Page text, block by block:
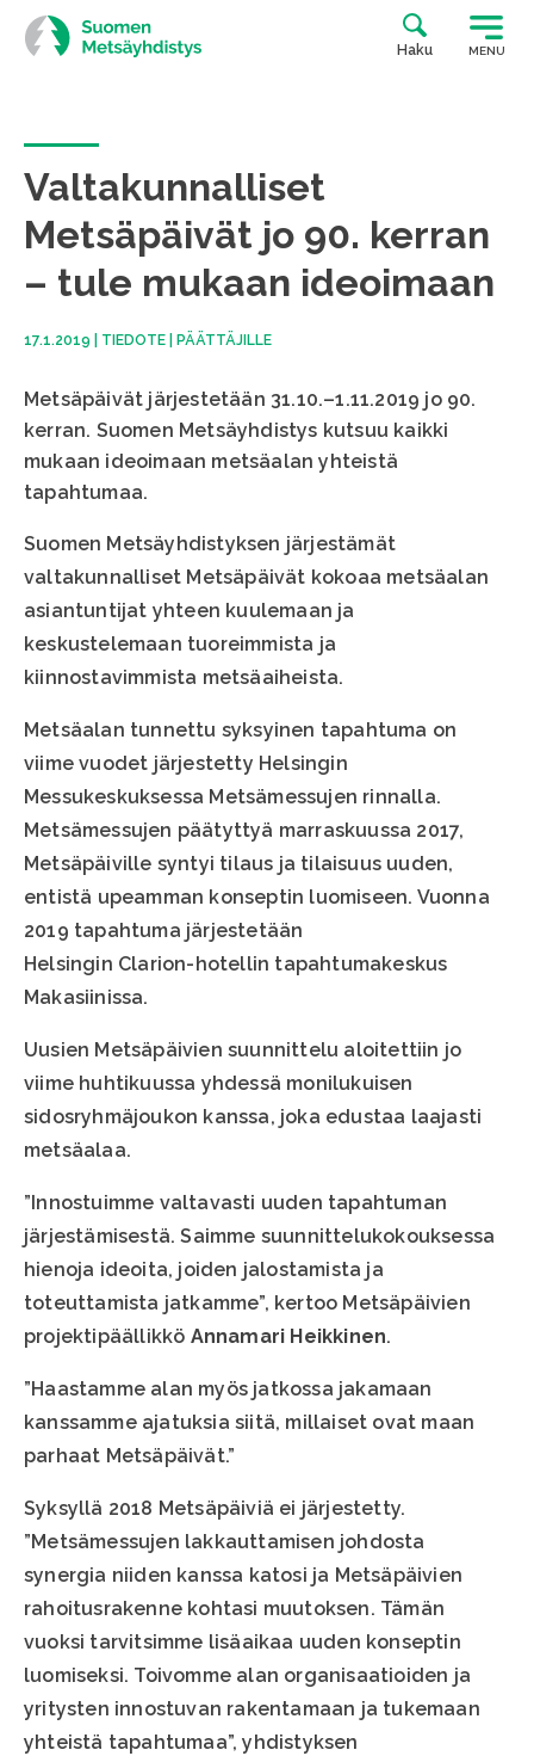
Siirry
suoraan
sisältöön
Haku MENU
Valtakunnalliset
Metsäpäivät jo 90. kerran
– tule mukaan ideoimaan
17.1.2019 TIEDOTE PÄÄTTÄJILLE
Metsäpäivät järjestetään 31.10.–1.11.2019 jo 90.
kerran. Suomen Metsäyhdistys kutsuu kaikki
mukaan ideoimaan metsäalan yhteistä
tapahtumaa.
Suomen Metsäyhdistyksen järjestämät
valtakunnalliset Metsäpäivät kokoaa metsäalan
asiantuntijat yhteen kuulemaan ja
keskustelemaan tuoreimmista ja
kiinnostavimmista metsäaiheista.
Metsäalan tunnettu syksyinen tapahtuma on
viime vuodet järjestetty Helsingin
Messukeskuksessa Metsämessujen rinnalla.
Metsämessujen päätyttyä marraskuussa 2017,
Metsäpäiville syntyi tilaus ja tilaisuus uuden,
entistä upeamman konseptin luomiseen. Vuonna
2019 tapahtuma järjestetään
Helsingin Clarion-hotellin tapahtumakeskus
Makasiinissa.
Uusien Metsäpäivien suunnittelu aloitettiin jo
viime huhtikuussa yhdessä monilukuisen
sidosryhmäjoukon kanssa, joka edustaa laajasti
metsäalaa.
”Innostuimme valtavasti uuden tapahtuman
järjestämisestä. Saimme suunnittelukokouksessa
hienoja ideoita, joiden jalostamista ja
toteuttamista jatkamme”, kertoo Metsäpäivien
projektipäällikkö Annamari Heikkinen.
”Haastamme alan myös jatkossa jakamaan
kanssamme ajatuksia siitä, millaiset ovat maan
parhaat Metsäpäivät.”
Syksyllä 2018 Metsäpäiviä ei järjestetty.
”Metsämessujen lakkauttamisen johdosta
synergia niiden kanssa katosi ja Metsäpäivien
rahoitusrakenne kohtasi muutoksen. Tämän
vuoksi tarvitsimme lisäaikaa uuden konseptin
luomiseksi. Toivomme alan organisaatioiden ja
yritysten innostuvan rakentamaan ja tukemaan
yhteistä tapahtumaa”, yhdistyksen